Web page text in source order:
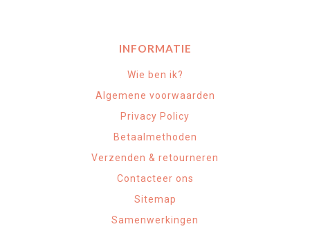
INFORMATIE
Wie ben ik?
Algemene voorwaarden
Privacy Policy
Betaalmethoden
Verzenden & retourneren
Contacteer ons
Sitemap
Samenwerkingen